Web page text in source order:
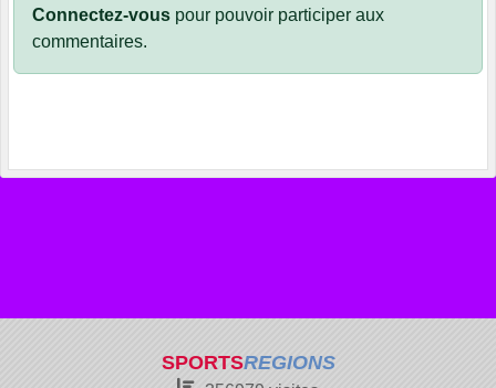
Connectez-vous pour pouvoir participer aux
commentaires.
SPORTSREGIONS